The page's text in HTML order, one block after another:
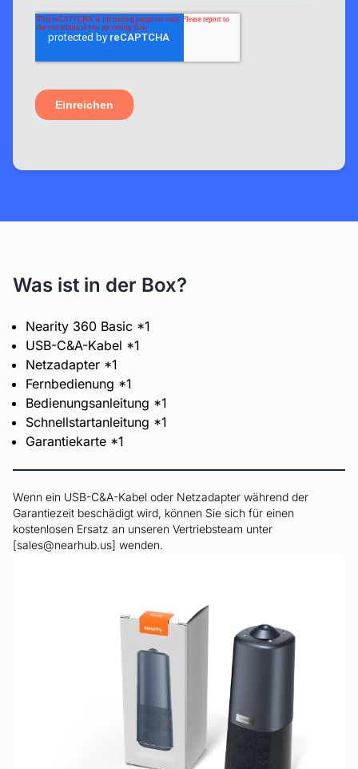
Was ist in der Box?
Nearity 360 Basic *1
USB-C&A-Kabel *1
Netzadapter *1
Fernbedienung *1
Bedienungsanleitung *1
Schnellstartanleitung *1
Garantiekarte *1
Wenn ein USB-C&A-Kabel oder Netzadapter während der
Garantiezeit beschädigt wird, können Sie sich für einen
kostenlosen Ersatz an unseren Vertriebsteam unter
[sales@nearhub.us] wenden.